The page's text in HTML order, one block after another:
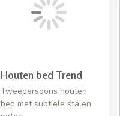
Houten bed Trend
Tweepersoons houten
bed met subtiele stalen